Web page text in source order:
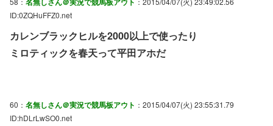
ID:0ZQHuFFZ0.net
カレンブラックヒルを2000以上で使ったり
ミロティックを春天って平田アホだ
60： 名無しさん＠実況で競馬板アウト ：2015/04/07(火) 23:55:31.79
ID:hDLrLwSO0.net